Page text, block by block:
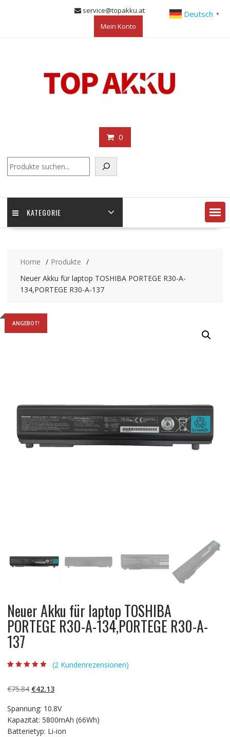
service@topakku.at
Mein Konto
0
KATEGORIE
Home
Produkte
Neuer Akku für laptop TOSHIBA PORTEGE R30-A-
134,PORTEGE R30-A-137
ANGEBOT!
Neuer Akku für laptop TOSHIBA
PORTEGE R30-A-134,PORTEGE R30-A-
137
basierend auf
Kundenbewert
(2 Kundenrezensionen)
€75.84 Ursprünglicher
war:
€75.84
€42.13Aktueller
ist:
€42.13.
Spannung: 10.8V
Kapazität: 5800mAh (66Wh)
Batterietyp: Li-ion
Deutsch ▼